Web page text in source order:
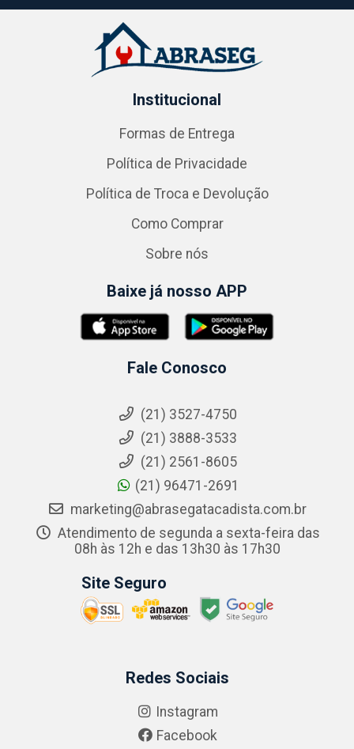
Institucional
Formas de Entrega
Política de Privacidade
Política de Troca e Devolução
Como Comprar
Sobre nós
Baixe já nosso APP
Fale Conosco
(21) 3527-4750
(21) 3888-3533
(21) 2561-8605
(21) 96471-2691
marketing@abrasegatacadista.com.br
Atendimento de segunda a sexta-feira das
08h às 12h e das 13h30 às 17h30
Site Seguro
Redes Sociais
Instagram
Facebook